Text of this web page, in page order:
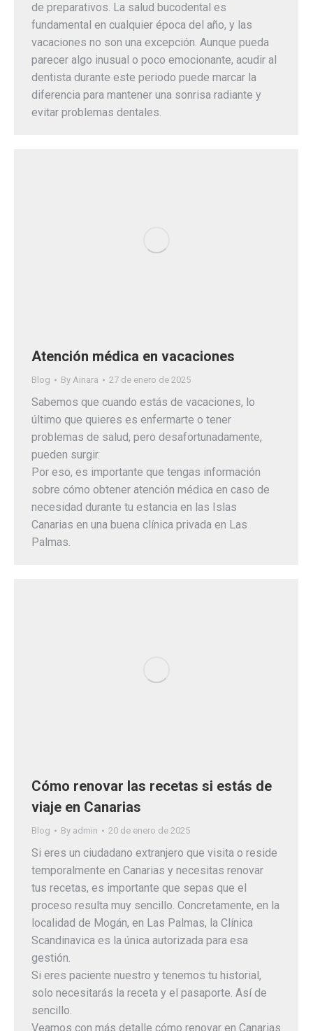
de preparativos. La salud bucodental es
fundamental en cualquier época del año, y las
vacaciones no son una excepción. Aunque pueda
parecer algo inusual o poco emocionante, acudir al
dentista durante este periodo puede marcar la
diferencia para mantener una sonrisa radiante y
evitar problemas dentales.
Atención médica en vacaciones
Blog By Ainara 27 de enero de 2025
Sabemos que cuando estás de vacaciones, lo
último que quieres es enfermarte o tener
problemas de salud, pero desafortunadamente,
pueden surgir.
Por eso, es importante que tengas información
sobre cómo obtener atención médica en caso de
necesidad durante tu estancia en las Islas
Canarias en una buena clínica privada en Las
Palmas.
Cómo renovar las recetas si estás de
viaje en Canarias
Blog By admin 20 de enero de 2025
Si eres un ciudadano extranjero que visita o reside
temporalmente en Canarias y necesitas renovar
tus recetas, es importante que sepas que el
proceso resulta muy sencillo. Concretamente, en la
localidad de Mogán, en Las Palmas, la Clínica
Scandinavica es la única autorizada para esa
gestión.
Si eres paciente nuestro y tenemos tu historial,
solo necesitarás la receta y el pasaporte. Así de
sencillo.
Veamos con más detalle cómo renovar en Canarias